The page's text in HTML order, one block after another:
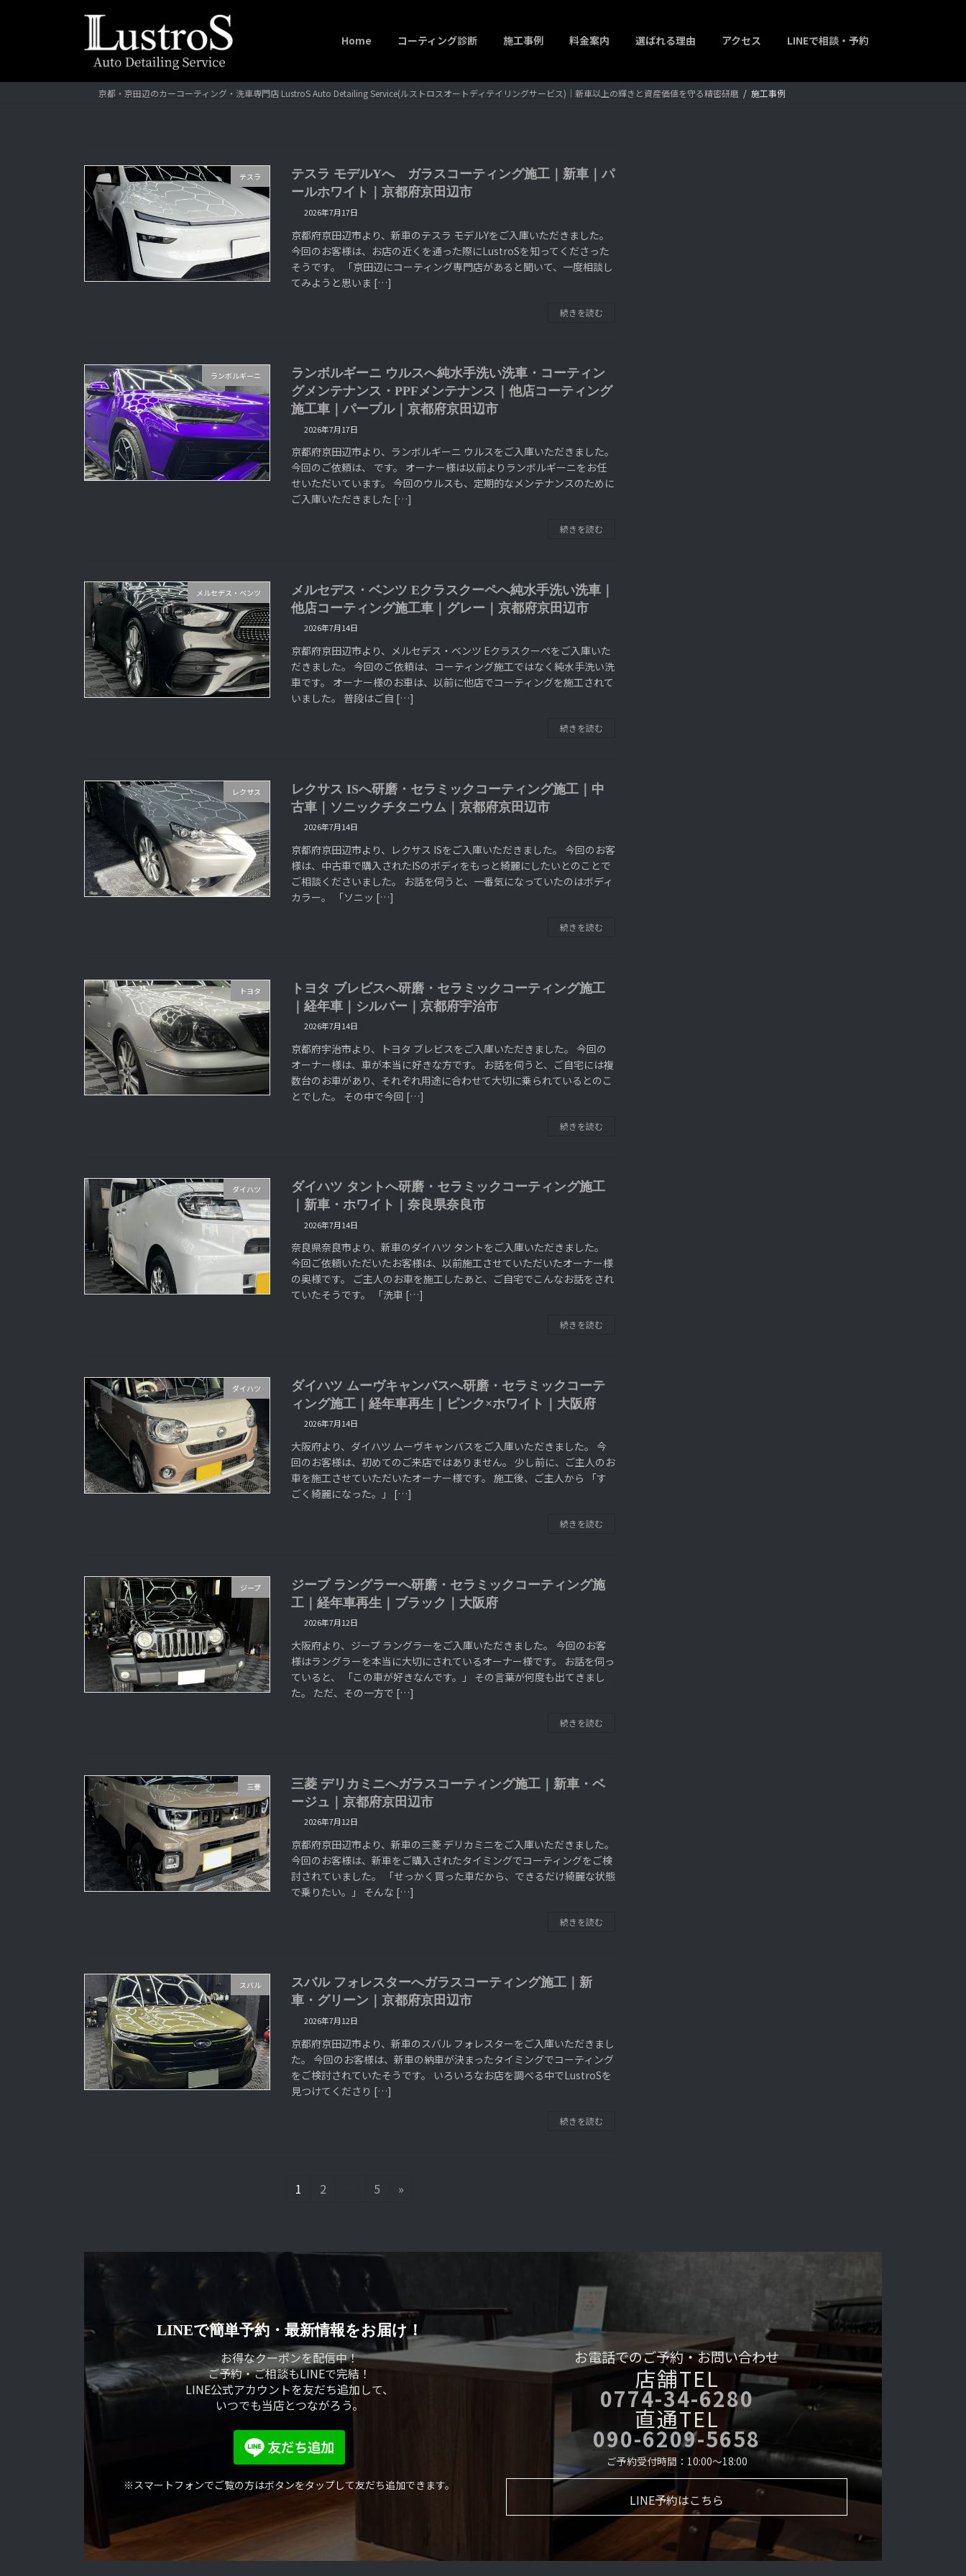
Home コーティング診断 施工事例 料金案内 選ばれる理由 アクセス LINEで相談・予約
京都・京田辺のカーコーティング・洗車専門店 LustroS Auto Detailing Service(ルストロスオートディテイリングサービス)｜新車以上の輝きと資産価値を守る精密研磨 施工事例
テスラ
テスラ モデルYへ ガラスコーティング施工｜新車｜パ
ールホワイト｜京都府京田辺市
2026年7月17日
京都府京田辺市より、新車のテスラ モデルYをご入庫いただきました。
今回のお客様は、お店の近くを通った際にLustroSを知ってくださった
そうです。 「京田辺にコーティング専門店があると聞いて、一度相談し
てみようと思いま […]
続きを読む
ランボルギーニ
ランボルギーニ ウルスへ純水手洗い洗車・コーティン
グメンテナンス・PPFメンテナンス｜他店コーティング
施工車｜パープル｜京都府京田辺市
2026年7月17日
京都府京田辺市より、ランボルギーニ ウルスをご入庫いただきました。
今回のご依頼は、 です。 オーナー様は以前よりランボルギーニをお任
せいただいています。 今回のウルスも、定期的なメンテナンスのために
ご入庫いただきました […]
続きを読む
メルセデス・ベンツ
メルセデス・ベンツ Eクラスクーペへ純水手洗い洗車｜
他店コーティング施工車｜グレー｜京都府京田辺市
2026年7月14日
京都府京田辺市より、メルセデス・ベンツ Eクラスクーペをご入庫いた
だきました。 今回のご依頼は、コーティング施工ではなく純水手洗い洗
車です。 オーナー様のお車は、以前に他店でコーティングを施工されて
いました。 普段はご自 […]
続きを読む
レクサス
レクサス ISへ研磨・セラミックコーティング施工｜中
古車｜ソニックチタニウム｜京都府京田辺市
2026年7月14日
京都府京田辺市より、レクサス ISをご入庫いただきました。 今回のお客
様は、中古車で購入されたISのボディをもっと綺麗にしたいとのことで
ご相談くださいました。 お話を伺うと、一番気になっていたのはボディ
カラー。 「ソニッ […]
続きを読む
トヨタ
トヨタ ブレビスへ研磨・セラミックコーティング施工
｜経年車｜シルバー｜京都府宇治市
2026年7月14日
京都府宇治市より、トヨタ ブレビスをご入庫いただきました。 今回の
オーナー様は、車が本当に好きな方です。 お話を伺うと、ご自宅には複
数台のお車があり、それぞれ用途に合わせて大切に乗られているとのこ
とでした。 その中で今回 […]
続きを読む
ダイハツ
ダイハツ タントへ研磨・セラミックコーティング施工
｜新車・ホワイト｜奈良県奈良市
2026年7月14日
奈良県奈良市より、新車のダイハツ タントをご入庫いただきました。
今回ご依頼いただいたお客様は、以前施工させていただいたオーナー様
の奥様です。 ご主人のお車を施工したあと、ご自宅でこんなお話をされ
ていたそうです。 「洗車 […]
続きを読む
ダイハツ
ダイハツ ムーヴキャンバスへ研磨・セラミックコーテ
ィング施工｜経年車再生｜ピンク×ホワイト｜大阪府
2026年7月14日
大阪府より、ダイハツ ムーヴキャンバスをご入庫いただきました。 今
回のお客様は、初めてのご来店ではありません。 少し前に、ご主人のお
車を施工させていただいたオーナー様です。 施工後、ご主人から 「す
ごく綺麗になった。」 […]
続きを読む
ジープ
ジープ ラングラーへ研磨・セラミックコーティング施
工｜経年車再生｜ブラック｜大阪府
2026年7月12日
大阪府より、ジープ ラングラーをご入庫いただきました。 今回のお客
様はラングラーを本当に大切にされているオーナー様です。 お話を伺っ
ていると、 「この車が好きなんです。」 その言葉が何度も出てきまし
た。 ただ、その一方で […]
続きを読む
三菱
三菱 デリカミニへガラスコーティング施工｜新車・ベ
ージュ｜京都府京田辺市
2026年7月12日
京都府京田辺市より、新車の三菱 デリカミニをご入庫いただきました。
今回のお客様は、新車をご購入されたタイミングでコーティングをご検
討されていました。 「せっかく買った車だから、できるだけ綺麗な状態
で乗りたい。」 そんな […]
続きを読む
スバル
スバル フォレスターへガラスコーティング施工｜新
車・グリーン｜京都府京田辺市
2026年7月12日
京都府京田辺市より、新車のスバル フォレスターをご入庫いただきまし
た。 今回のお客様は、新車の納車が決まったタイミングでコーティング
をご検討されていたそうです。 いろいろなお店を調べる中でLustroSを
見つけてくださり […]
続きを読む
ペ
ジ
り
固
ジ
1
固
ジ
2
固
ジ
5 »
LINEで簡単予約・ 最新情報をお届け！
お得なクーポンを配信中！
ご予約・ご相談もLINEで完結！
LINE公式アカウントを友だち追加して、
いつでも当店とつながろう。
※スマートフォンでご覧の方はボタンをタップして友だち追加できます。
お電話でのご予約・お問い合わせ
店舗TEL
0774-34-6280
直通TEL
090-6209-5658
ご予約受付時間：10:00～18:00
LINE予約はこちら